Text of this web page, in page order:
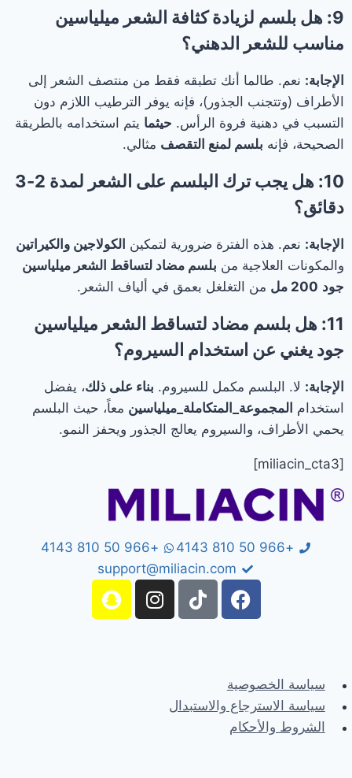
9: هل بلسم لزيادة كثافة الشعر ميلياسين
مناسب للشعر الدهني؟
الإجابة: نعم. طالما أنك تطبقه فقط من منتصف الشعر إلى
الأطراف (وتتجنب الجذور)، فإنه يوفر الترطيب اللازم دون
التسبب في دهنية فروة الرأس. حيثما يتم استخدامه بالطريقة
الصحيحة، فإنه بلسم لمنع التقصف مثالي.
10: هل يجب ترك البلسم على الشعر لمدة 2-3
دقائق؟
الإجابة: نعم. هذه الفترة ضرورية لتمكين الكولاجين والكيراتين
والمكونات العلاجية من بلسم مضاد لتساقط الشعر ميلياسين
جود 200 مل من التغلغل بعمق في ألياف الشعر.
11: هل بلسم مضاد لتساقط الشعر ميلياسين
جود يغني عن استخدام السيروم؟
الإجابة: لا. البلسم مكمل للسيروم. بناء على ذلك، يفضل
استخدام المجموعة_المتكاملة_ميلياسين معاً، حيث البلسم
يحمي الأطراف، والسيروم يعالج الجذور ويحفز النمو.
[miliacin_cta3]
+966 50 810 4143
+966 50 810 4143
support@miliacin.com
سياسة الخصوصية
سياسة الاسترجاع والاستبدال
الشروط والأحكام